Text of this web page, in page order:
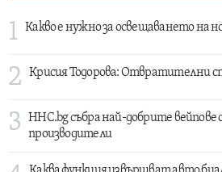
1 Какво е нужно за освещаването на
2 Крисия Тодорова: Отвратителни
3
HHC.bg събра най-добрите вейпове
производители